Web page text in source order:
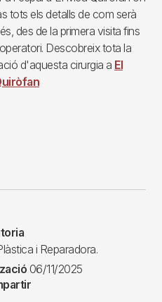
tots els detalls de com serà
des de la primera visita fins
Descobreix tota la
d'aquesta cirurgia a El
i Reparadora.
06/11/2025